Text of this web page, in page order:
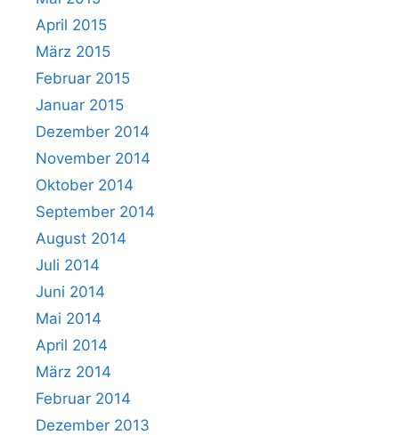
April 2015
März 2015
Februar 2015
Januar 2015
Dezember 2014
November 2014
Oktober 2014
September 2014
August 2014
Juli 2014
Juni 2014
Mai 2014
April 2014
März 2014
Februar 2014
Dezember 2013